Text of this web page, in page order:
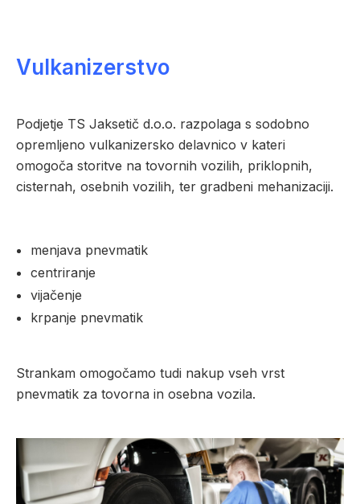
Vulkanizerstvo
Podjetje TS Jaksetič d.o.o. razpolaga s sodobno
opremljeno vulkanizersko delavnico v kateri
omogoča storitve na tovornih vozilih, priklopnih,
cisternah, osebnih vozilih, ter gradbeni mehanizaciji.
menjava pnevmatik
centriranje
vijačenje
krpanje pnevmatik
Strankam omogočamo tudi nakup vseh vrst
pnevmatik za tovorna in osebna vozila.